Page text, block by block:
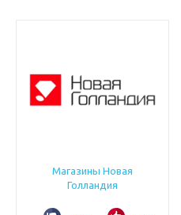
Магазины Новая
Голландия